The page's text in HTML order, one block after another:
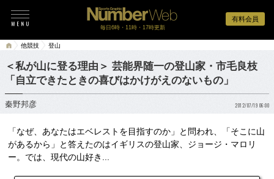
有料会員
毎日6時・11時・17時更新
他競技 登山
＜私が山に登る理由＞ 芸能界随一の登山家・市毛良枝
「自立できたときの喜びはかけがえのないもの」
秦野邦彦 2012/07/19 06:00
「なぜ、あなたはエベレストを目指すのか」と問われ、「そこに山
があるから」と答えたのはイギリスの登山家、ジョージ・マロリ
ー。では、現代の山好き...